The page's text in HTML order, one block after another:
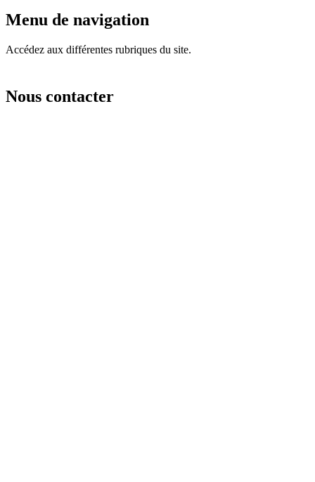
Menu de navigation
Accédez aux différentes rubriques du site.
Nous contacter